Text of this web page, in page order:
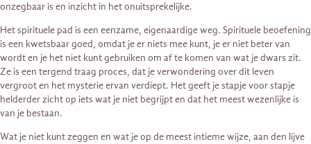
onzegbaar is en inzicht in het onuitsprekelijke.
Het spirituele pad is een eenzame, eigenaardige weg. Spirituele beoefening
is een kwetsbaar goed, omdat je er niets mee kunt, je er niet beter van
wordt en je het niet kunt gebruiken om af te komen van wat je dwars zit.
Ze is een tergend traag proces, dat je verwondering over dit leven
vergroot en het mysterie ervan verdiept. Het geeft je stapje voor stapje
helderder zicht op iets wat je niet begrijpt en dat het meest wezenlijke is
van je bestaan.
Wat je niet kunt zeggen en wat je op de meest intieme wijze, aan den lijve